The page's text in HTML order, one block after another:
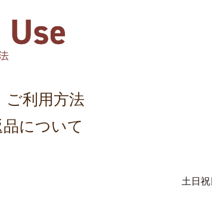
ご利用方法
について
土日